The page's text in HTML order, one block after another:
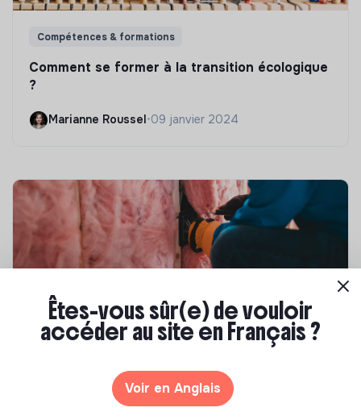
Compétences & formations
Comment se former à la transition écologique
?
Marianne Roussel •09 janvier 2024
Top 8 des formations en rénovation
énergétique des bâtiments
Êtes-vous sûr(e) de vouloir
accéder au site en Français ?
Voir en Anglais